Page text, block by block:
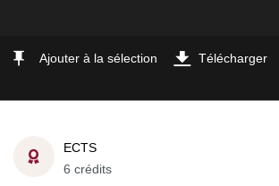
Ajouter à la sélection Télécharger
ECTS
6 crédits